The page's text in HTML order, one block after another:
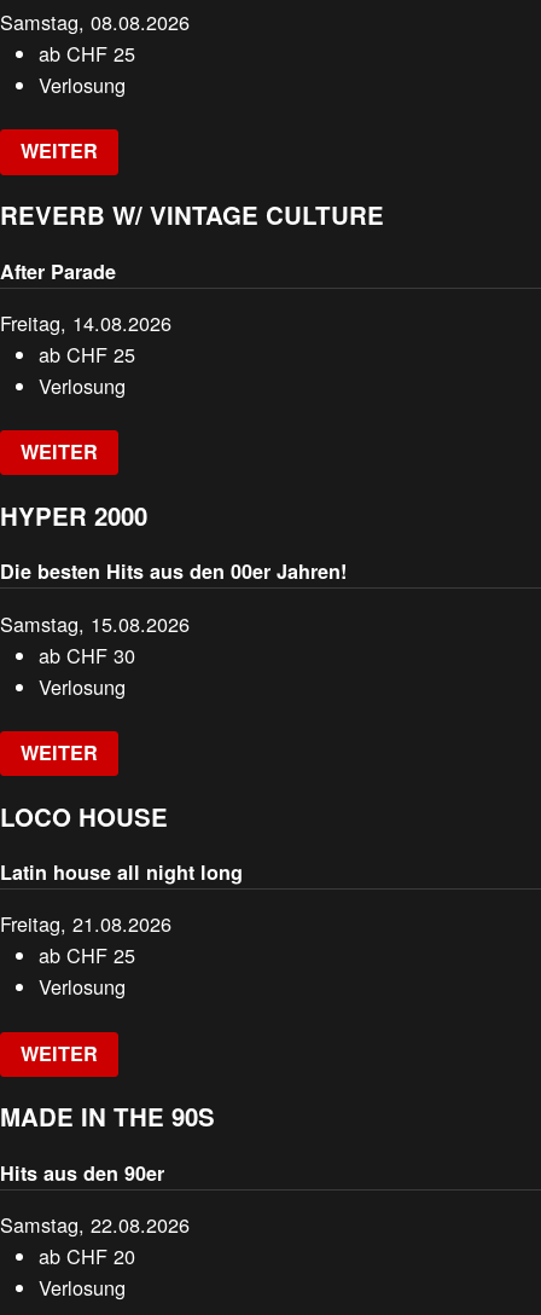
Samstag, 08.08.2026
abCHF 25
Verlosung
WEITER
REVERB W/ VINTAGE CULTURE
After Parade
Freitag, 14.08.2026
abCHF 25
Verlosung
WEITER
HYPER 2000
Die besten Hits aus den 00er Jahren!
Samstag, 15.08.2026
abCHF 30
Verlosung
WEITER
LOCO HOUSE
Latin house all night long
Freitag, 21.08.2026
abCHF 25
Verlosung
WEITER
MADE IN THE 90S
Hits aus den 90er
Samstag, 22.08.2026
abCHF 20
Verlosung